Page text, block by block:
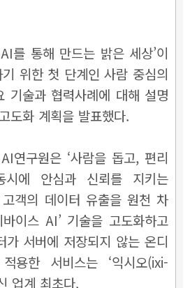
를 통해 만드는 밝은 세상’이
위한 첫 단계인 사람 중심의
기술과 협력사례에 대해 설명
도화 계획을 발표했다.
연구원은 ‘사람을 돕고, 편리
시에 안심과 신뢰를 지키는
객의 데이터 유출을 원천 차
이스 AI’ 기술을 고도화하고
가 서버에 저장되지 않는 온디
용한 서비스는 ‘익시오(ixi-
업계 최초다.